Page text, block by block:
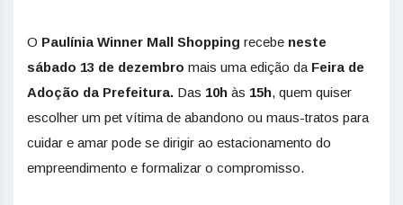
O Paulínia Winner Mall Shopping recebe neste
sábado 13 de dezembro mais uma edição da Feira de
Adoção da Prefeitura. Das 10h às 15h, quem quiser
escolher um pet vítima de abandono ou maus-tratos para
cuidar e amar pode se dirigir ao estacionamento do
empreendimento e formalizar o compromisso.